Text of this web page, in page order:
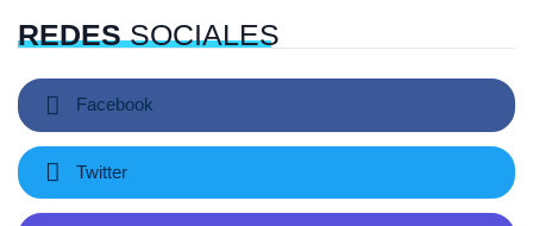
REDESSOCIALES
Facebook
Twitter